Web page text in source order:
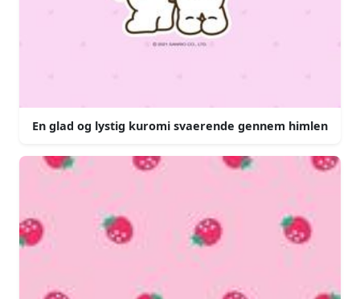
En glad og lystig kuromi svaerende gennem himlen